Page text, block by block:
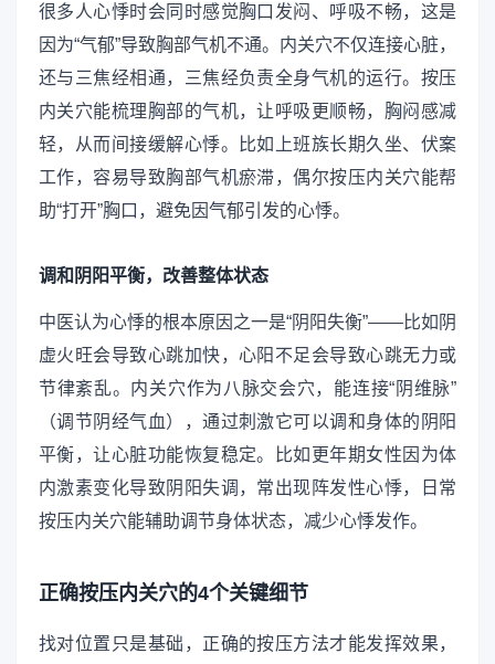
很多人心悸时会同时感觉胸口发闷、呼吸不畅，这是
因为“气郁”导致胸部气机不通。内关穴不仅连接心脏，
还与三焦经相通，三焦经负责全身气机的运行。按压
内关穴能梳理胸部的气机，让呼吸更顺畅，胸闷感减
轻，从而间接缓解心悸。比如上班族长期久坐、伏案
工作，容易导致胸部气机瘀滞，偶尔按压内关穴能帮
助“打开”胸口，避免因气郁引发的心悸。
调和阴阳平衡，改善整体状态
中医认为心悸的根本原因之一是“阴阳失衡”——比如阴
虚火旺会导致心跳加快，心阳不足会导致心跳无力或
节律紊乱。内关穴作为八脉交会穴，能连接“阴维脉”
（调节阴经气血），通过刺激它可以调和身体的阴阳
平衡，让心脏功能恢复稳定。比如更年期女性因为体
内激素变化导致阴阳失调，常出现阵发性心悸，日常
按压内关穴能辅助调节身体状态，减少心悸发作。
正确按压内关穴的4个关键细节
找对位置只是基础，正确的按压方法才能发挥效果，